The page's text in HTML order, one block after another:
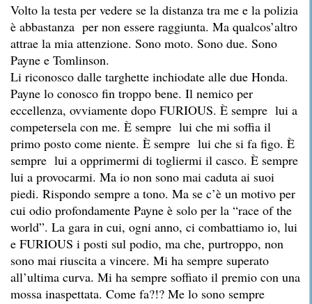
Volto la testa per vedere se la distanza tra me e la polizia
è abbastanza per non essere raggiunta. Ma qualcos’altro
attrae la mia attenzione. Sono moto. Sono due. Sono
Payne e Tomlinson.
Li riconosco dalle targhette inchiodate alle due Honda.
Payne lo conosco fin troppo bene. Il nemico per
eccellenza, ovviamente dopo FURIOUS. È sempre lui a
competersela con me. È sempre lui che mi soffia il
primo posto come niente. È sempre lui che si fa figo. È
sempre lui a opprimermi di togliermi il casco. È sempre
lui a provocarmi. Ma io non sono mai caduta ai suoi
piedi. Rispondo sempre a tono. Ma se c’è un motivo per
cui odio profondamente Payne è solo per la “race of the
world”. La gara in cui, ogni anno, ci combattiamo io, lui
e FURIOUS i posti sul podio, ma che, purtroppo, non
sono mai riuscita a vincere. Mi ha sempre superato
all’ultima curva. Mi ha sempre soffiato il premio con una
mossa inaspettata. Come fa?!? Me lo sono sempre